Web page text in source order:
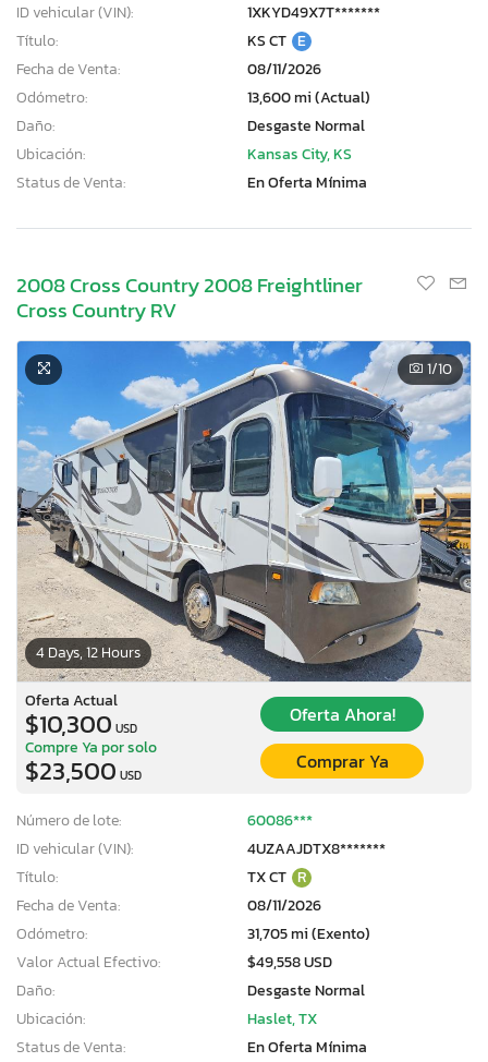
ID vehicular (VIN):
1XKYD49X7T*******
Título:
KS CT E
Fecha de Venta:
08/11/2026
Odómetro:
13,600 mi (Actual)
Daño:
Desgaste Normal
Ubicación:
Kansas City, KS
Status de Venta:
En Oferta Mínima
2008 Cross Country 2008 Freightliner
Cross Country RV
4 Days, 12 Hours
1/10
Oferta Actual
$10,300 USD
Oferta Ahora!
Compre Ya por solo
$23,500 USD
Comprar Ya
Número de lote:
60086***
ID vehicular (VIN):
4UZAAJDTX8*******
Título:
TX CT R
Fecha de Venta:
08/11/2026
Odómetro:
31,705 mi (Exento)
Valor Actual Efectivo:
$49,558 USD
Daño:
Desgaste Normal
Ubicación:
Haslet, TX
Status de Venta:
En Oferta Mínima